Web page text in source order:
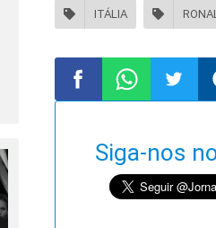
ITÁLIA
no
no
Siga-nos